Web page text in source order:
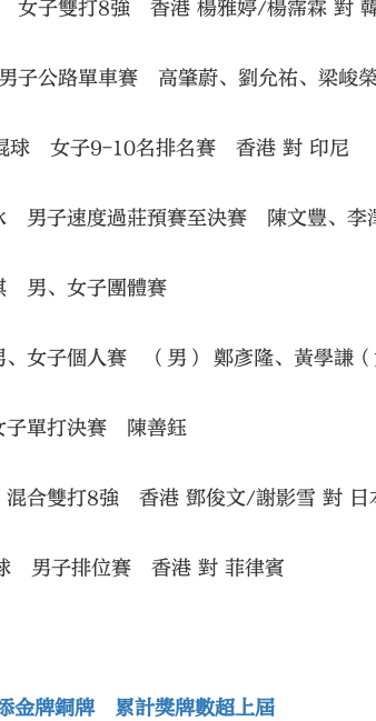
女子雙打8強 香港 楊雅婷/楊霈霖 對
公路單車賽 高肇蔚、劉允祐、梁峻
球 女子9-10名排名賽 香港 對 印尼
男子速度過莊預賽至決賽 陳文豐、李
男、女子團體賽
女子個人賽 （男） 鄭彥隆、黃學謙（
單打決賽 陳善鈺
合雙打8強 香港 鄧俊文/謝影雪 對 日
男子排位賽 香港 對 菲律賓
金牌銅牌 累計獎牌數超上屆